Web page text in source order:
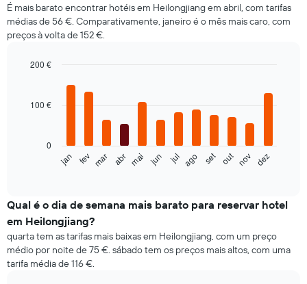
É mais barato encontrar hotéis em Heilongjiang em abril, com tarifas
médias de 56 €. Comparativamente, janeiro é o mês mais caro, com
preços à volta de 152 €.
with
o
preço
médio
de
um
quarto
jan fev mar abr mai jun jul ago set out nov dez
0
100 €
200 €
Qual é o dia de semana mais barato para reservar hotel
em Heilongjiang?
quarta tem as tarifas mais baixas em Heilongjiang, com um preço
médio por noite de 75 €. sábado tem os preços mais altos, com uma
tarifa média de 116 €.